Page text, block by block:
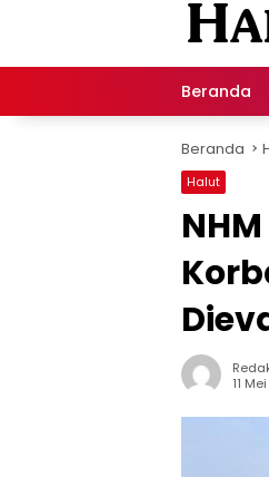
Beranda
Beranda
Halut
11